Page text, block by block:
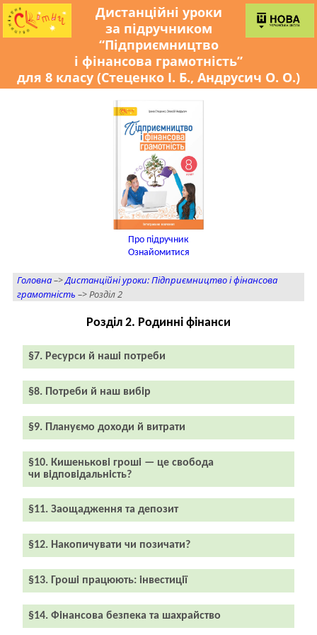
Дистанційні уроки
за підручником
“Підприємництво
і фінансова грамотність”
для 8 класу (Стеценко І. Б., Андрусич О. О.)
Про підручник
Ознайомитися
Головна–>Дистанційні уроки: Підприємництво і фінансова
грамотність –> Розділ 2
Розділ 2. Родинні фінанси
§7. Ресурси й наші потреби
§8. Потреби й наш вибір
§9. Плануємо доходи й витрати
§10. Кишенькові гроші — це свобода
чи відповідальність?
§11. Заощадження та депозит
§12. Накопичувати чи позичати?
§13. Гроші працюють: інвестиції
§14. Фінансова безпека та шахрайство